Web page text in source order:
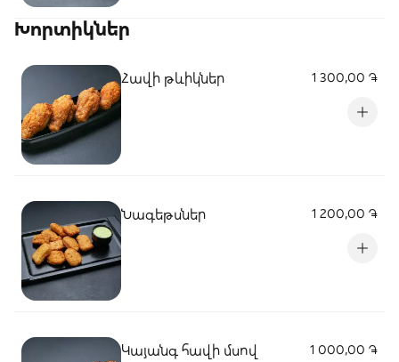
Խորտիկներ
Հավի թևիկներ 1 300,00 ֏
Նագեթսներ 1 200,00 ֏
Կայանգ հավի մսով 1 000,00 ֏